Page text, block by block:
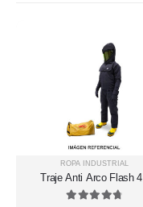
ROPA INDUSTRIAL
Traje Anti Arco Flash 40
cal/cm² categoría 4 de